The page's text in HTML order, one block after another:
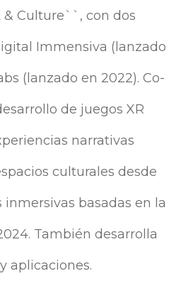
Culture``, con dos
Immensiva (lanzado
(lanzado en 2022). Co-
de juegos XR
narrativas
culturales desde
inmersivas basadas en la
También desarrolla
aplicaciones.